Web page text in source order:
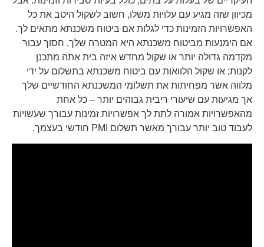
מכיוון שזה מגיע עם עלויות משלו, חשוב לשקול היטב את כל
האפשרויות הזמינות כדי לגלות אם ביטוח משכנתא מתאים לך.
אם הימנעות מביטוח משכנתא היא המטרה שלך, חסוך עבור
מקדמה גדולה יותר או שקול מחדש איזה בית אתה מתכנן
לקנות; או שקול הלוואות עם ביטוח משכנתא בתשלום על ידי
מלווה אשר מפחיתות את תשלומי המשכנתא החודשיים שלך
אך מגיעות עם שיעורי ריבית גבוהים יותר – כל אחת
מהאפשרויות אמורה לתת לך אפשרויות זמינות עבורך שעשויות
לעבוד טוב יותר עבורך מאשר תשלום PMI חודשי בעצמך.